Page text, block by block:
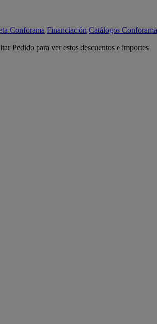
Conforama Financiación Catálogos Conforama
Pedido para ver estos descuentos e importes